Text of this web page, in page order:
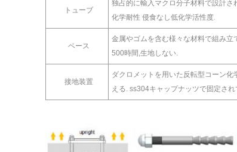
トューブ
独占的に輸入マクロ分子材料で設計さ
化学耐性 侵食なし低化学活性度.
ベース
金属やゴムを含む様々な材料で組み立
500時間,生地しない.
接地装置
ダクロメットを用いた反転型コーン
える. ss304キャップナッツで固定され